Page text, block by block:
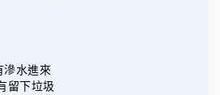
滲水進來
留下垃圾